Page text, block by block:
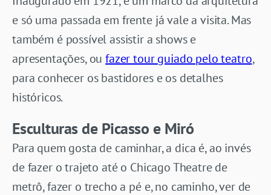
e só uma passada em frente já vale a visita. Mas
também é possível assistir a shows e
apresentações, oufazer tour guiado pelo teatro,
para conhecer os bastidores e os detalhes
históricos.
Esculturas de Picasso e Miró
Para quem gosta de caminhar, a dica é, ao invés
de fazer o trajeto até o Chicago Theatre de
metrô, fazer o trecho a pé e, no caminho, ver de